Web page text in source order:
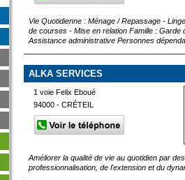
Vie Quotidienne : Ménage / Repassage -
de courses - Mise en relation Famille :
Assistance administrative Personnes
ALKA SERVICES
1 voie Felix Eboué
94000 - CRÉTEIL
Améliorer la qualité de vie au quotidien par
professionnalisation, de l'extension et du